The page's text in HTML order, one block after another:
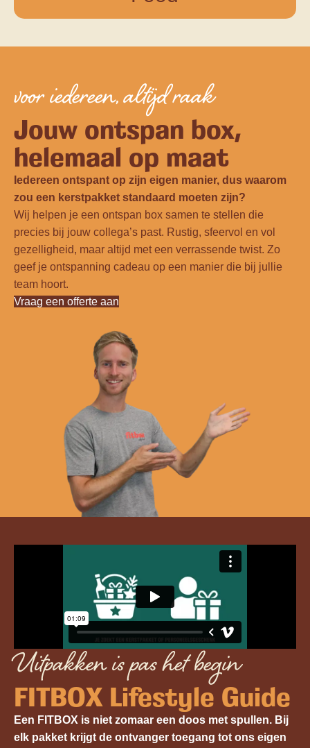
voor iedereen, altijd raak
Jouw ontspan box,
helemaal op maat
Iedereen ontspant op zijn eigen manier, dus waarom
zou een kerstpakket standaard moeten zijn?
Wij helpen je een ontspan box samen te stellen die
precies bij jouw collega’s past. Rustig, sfeervol en vol
gezelligheid, maar altijd met een verrassende twist. Zo
geef je ontspanning cadeau op een manier die bij jullie
team hoort.
Vraag een offerte aan
Uitpakken is pas het begin
FITBOX Lifestyle Guide
Een FITBOX is niet zomaar een doos met spullen. Bij
elk pakket krijgt de ontvanger toegang tot ons eigen